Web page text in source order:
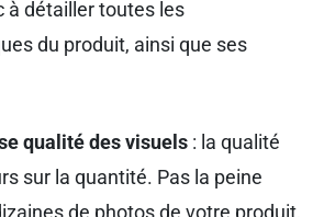
à détailler toutes les
du produit, ainsi que ses
qualité des visuels : la qualité
sur la quantité. Pas la peine
de photos de votre produit,